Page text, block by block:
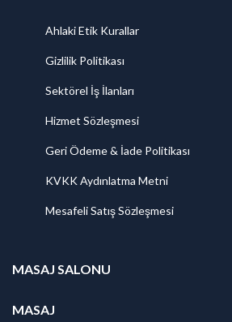
Ahlaki Etik Kurallar
Gizlilik Politikası
Sektörel İş İlanları
Hizmet Sözleşmesi
Geri Ödeme & İade Politikası
KVKK Aydınlatma Metni
Mesafeli Satış Sözleşmesi
MASAJ SALONU
MASAJ